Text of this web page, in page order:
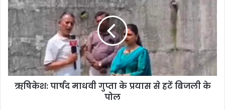
ऋषिकेश: पार्षद माधवी गुप्ता के प्रयास से हटें बिजली के
पोल